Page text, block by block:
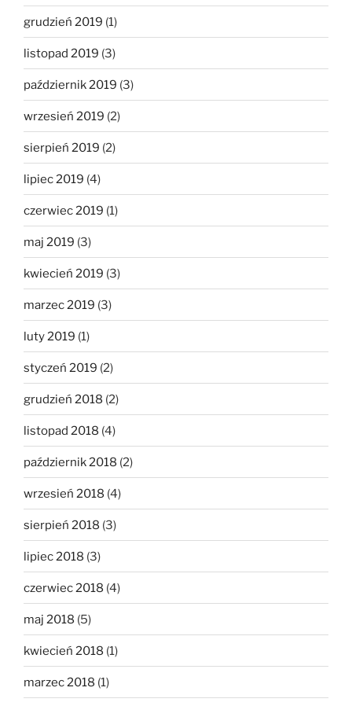
grudzień 2019 (1)
listopad 2019 (3)
październik 2019 (3)
wrzesień 2019 (2)
sierpień 2019 (2)
lipiec 2019 (4)
czerwiec 2019 (1)
maj 2019 (3)
kwiecień 2019 (3)
marzec 2019 (3)
luty 2019 (1)
styczeń 2019 (2)
grudzień 2018 (2)
listopad 2018 (4)
październik 2018 (2)
wrzesień 2018 (4)
sierpień 2018 (3)
lipiec 2018 (3)
czerwiec 2018 (4)
maj 2018 (5)
kwiecień 2018 (1)
marzec 2018 (1)